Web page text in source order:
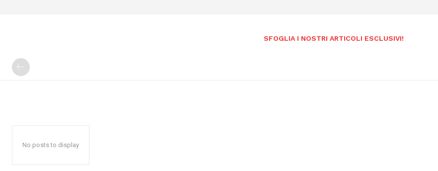
SFOGLIA I NOSTRI ARTICOLI ESCLUSIVI!
No posts to display